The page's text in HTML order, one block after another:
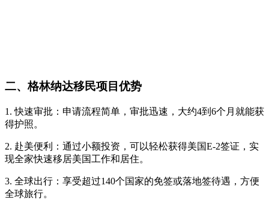
二、格林纳达移民项目优势
1. 快速审批：申请流程简单，审批迅速，大约4到6个月就能获
得护照。
2. 赴美便利：通过小额投资，可以轻松获得美国E-2签证，实
现全家快速移居美国工作和居住。
3. 全球出行：享受超过140个国家的免签或落地签待遇，方便
全球旅行。